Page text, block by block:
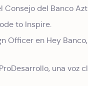
Consejo del Banco
to Inspire.
Officer en Hey
una voz